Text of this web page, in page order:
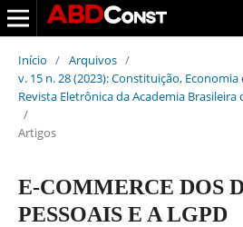
Início / Arquivos /
v. 15 n. 28 (2023): Constituição,
Revista Eletrônica da Academia
/
Artigos
E-COMMERCE DOS
PESSOAIS E A LGPD